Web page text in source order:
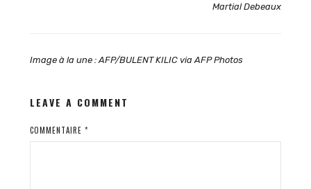
Martial Debeaux
Image à la une : AFP/BULENT KILIC via AFP Photos
LEAVE A COMMENT
COMMENTAIRE *